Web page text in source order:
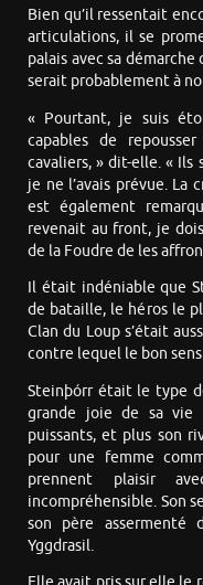
Bien qu’il ressentait
articulations, il se
palais avec sa
serait probablement à
« Pourtant, je suis
capables de
cavaliers, » dit-elle. « Ils
je ne l’avais prévue. La
est également
revenait au front, je
de la Foudre de les
Il était indéniable que
de bataille, le héros le
Clan du Loup s’était
contre lequel le bon
Steinþórr était le type
grande joie de sa vie
puissants, et plus son
pour une femme
prennent plaisir
incompréhensible. Son
son père
Yggdrasil.